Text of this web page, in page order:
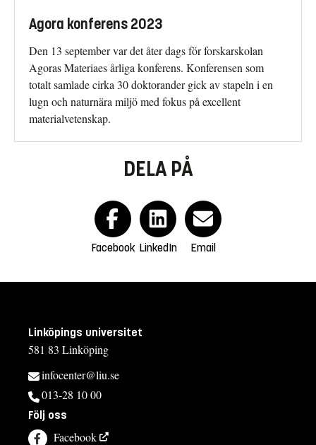
Agora konferens 2023
Den 13 september var det åter dags för forskarskolan
Agoras Materiaes årliga konferens. Konferensen som
totalt samlade cirka 30 doktorander gick av stapeln i en
lugn och naturnära miljö med fokus på excellent
materialvetenskap.
DELA PÅ
Facebook LinkedIn Email
Linköpings universitet
581 83 Linköping
infocenter@liu.se
013-28 10 00
Följ oss
Facebook